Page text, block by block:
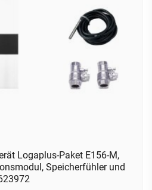
Logaplus-Paket E156-M,
Speicherfühler und